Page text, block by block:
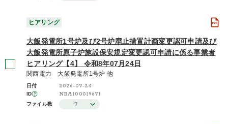
ヒアリング
大飯発電所1号炉及び2号炉廃止措置計画変更認可申請及び
大飯発電所原子炉施設保安規定変更認可申請に係る事業者
ヒアリング【4】 令和8年07月24日
関西電力 大飯発電所1号炉 他
日付 2026-07-24
ID NRA100019671
ファイル数 7